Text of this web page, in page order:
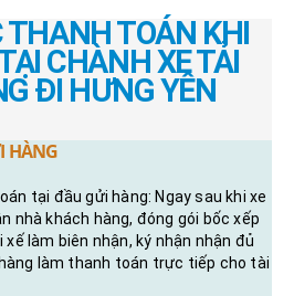
TOÁN KHI
CHÀNH XE TẢI
ĐI HƯNG YÊN
HÀNG
tại đầu gửi hàng: Ngay sau khi xe
nhà khách hàng, đóng gói bốc xếp
xế làm biên nhận, ký nhận nhận đủ
làm thanh toán trực tiếp cho tài